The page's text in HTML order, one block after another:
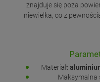
znajduje się poza
niewielka, co z
Materiał:
Maksymalna